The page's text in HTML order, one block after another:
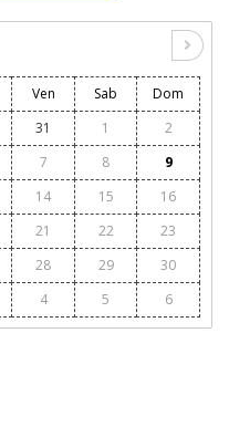
Ven Sab
Dom
31 1
2
7 8
9
14 15
16
21 22
23
28 29
30
4 5 6